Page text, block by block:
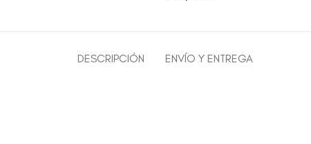
DESCRIPCIÓN ENVÍO Y ENTREGA